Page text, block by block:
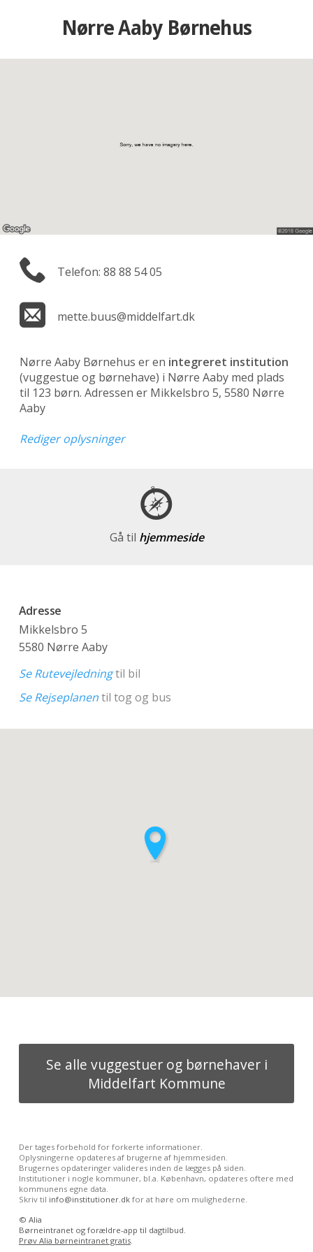
Nørre Aaby Børnehus
Telefon: 88 88 54 05
mette.buus@middelfart.dk
Nørre Aaby Børnehus er en integreret institution
(vuggestue og børnehave) i Nørre Aaby med plads
til 123 børn. Adressen er Mikkelsbro 5, 5580 Nørre
Aaby
Rediger oplysninger
Gå til hjemmeside
Adresse
Mikkelsbro 5
5580 Nørre Aaby
Se Rutevejledningtil bil
Se Rejseplanentil tog og bus
Se alle vuggestuer og børnehaver i
Middelfart Kommune
Der tages forbehold for forkerte informationer.
Oplysningerne opdateres af brugerne af hjemmesiden.
Brugernes opdateringer valideres inden de lægges på siden.
Institutioner i nogle kommuner, bl.a. København, opdateres oftere med
kommunens egne data.
Skriv til info@institutioner.dkfor at høre om mulighederne.
© Alia
Børneintranet og forældre-app til dagtilbud.
Prøv Alia børneintranet gratis.